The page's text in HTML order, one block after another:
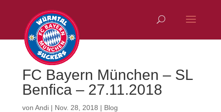
FC Bayern München – SL
Benfica – 27.11.2018
von Andi| Nov. 28, 2018 | Blog